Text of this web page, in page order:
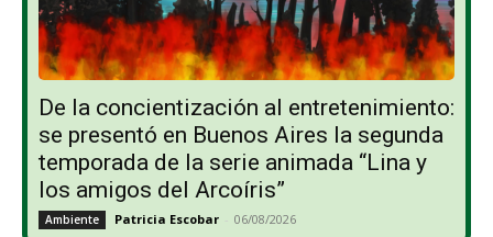
De la concientización al entretenimiento:
se presentó en Buenos Aires la segunda
temporada de la serie animada “Lina y
los amigos del Arcoíris”
Ambiente Patricia Escobar - 06/08/2026